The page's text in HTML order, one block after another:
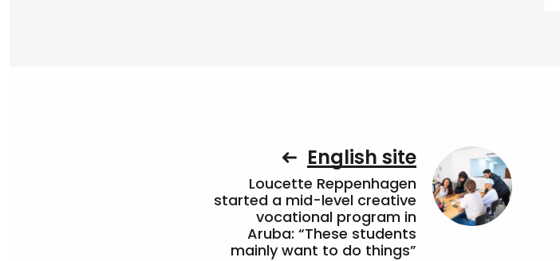
English site
Loucette Reppenhagen
started a mid-level creative
vocational program in
Aruba: “These students
mainly want to do things”